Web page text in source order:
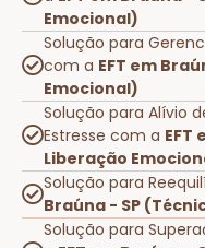
Emocional)
Solução para
com a EFT em
Emocional)
Solução para Alívio
Estresse com a EFT
Liberação
Solução para
Braúna - SP
Solução para